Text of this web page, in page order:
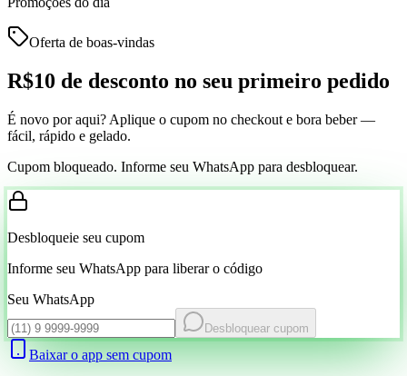
Oferta de boas-vindas
R$10 de desconto no seu primeiro pedido
É novo por aqui? Aplique o cupom no checkout e bora beber —
fácil, rápido e gelado.
Cupom bloqueado. Informe seu WhatsApp para desbloquear.
Desbloqueie seu cupom
Informe seu WhatsApp para liberar o código
Seu WhatsApp
Desbloquear cupom
Baixar o app sem cupom